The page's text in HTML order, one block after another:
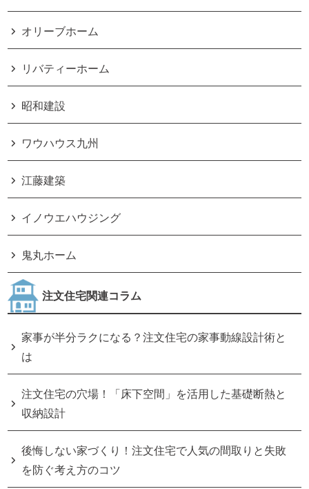
オリーブホーム
リバティーホーム
昭和建設
ワウハウス九州
江藤建築
イノウエハウジング
鬼丸ホーム
注文住宅関連コラム
家事が半分ラクになる？注文住宅の家事動線設計術と
は
注文住宅の穴場！「床下空間」を活用した基礎断熱と
収納設計
後悔しない家づくり！注文住宅で人気の間取りと失敗
を防ぐ考え方のコツ